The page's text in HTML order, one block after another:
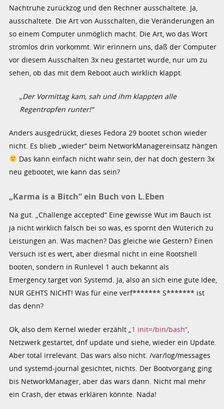
Nachtruhe zurückzog und den Rechner ausschaltete. Ja,
ausschaltete. Die Art von Ausschalten, die Veränderungen an
so einem Computer unmöglich macht. Die Art, wo das Wort
stromlos drin vorkommt. Wir erinnern uns, daß der Computer
vor diesem Ausschalten 3x neu gestartet wurde, nur um zu
sehen, ob das mit dem Reboot auch wirklich klappt.
„Der Vormittag kam, sah und ihm klappten alle
Regentropfen runter!“
Anders ausgedrückt, dieses Fedora 29 bootet schon wieder
nicht. Es blieb „wieder“ beim NetworkManagereinsatz hängen
Das kann einfach nicht wahr sein, der hat doch gestern 3x
neu gebootet, wie kann das sein?
„Karma is a Bitch“ ein Buch von L.Eben
Na gut. „Challenge accepted“ Eine gewisse Wut im Bauch ist
ja nicht wirklich falsch bei so was, es spornt den Wüterich zu
Leistungen an. Was machen? Das gleiche wie Gestern? Einen
Versuch ist es wert, aber diesmal nicht in eine Rootshell
booten, sondern in Runlevel 1 auch bekannt als
Emergency.target von Systemd. Ja, also an sich eine gute Idee,
NUR GEHTS NICHT! Was für eine verf******* S******* ist
das denn?
Ok, also dem Kernel wieder erzählt „1 init=/bin/bash“,
Netzwerk gestartet, dnf update und siehe, wieder ein Update.
Aber total irrelevant. Das wars also nicht. /var/log/messages
und systemd-journal gesichtet, nichts. Der Bootvorgang ging
bis NetworkManager, aber das wars dann. Nicht mal mehr
ein Crash, der etwas erklären könnte. Nada!